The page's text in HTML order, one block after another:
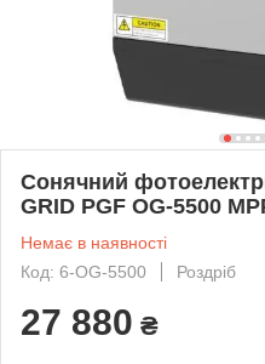
Сонячний
GRID PGF OG-5500
Немає в наявності
Код: 6-OG-5500
Роздріб
27 880 ₴